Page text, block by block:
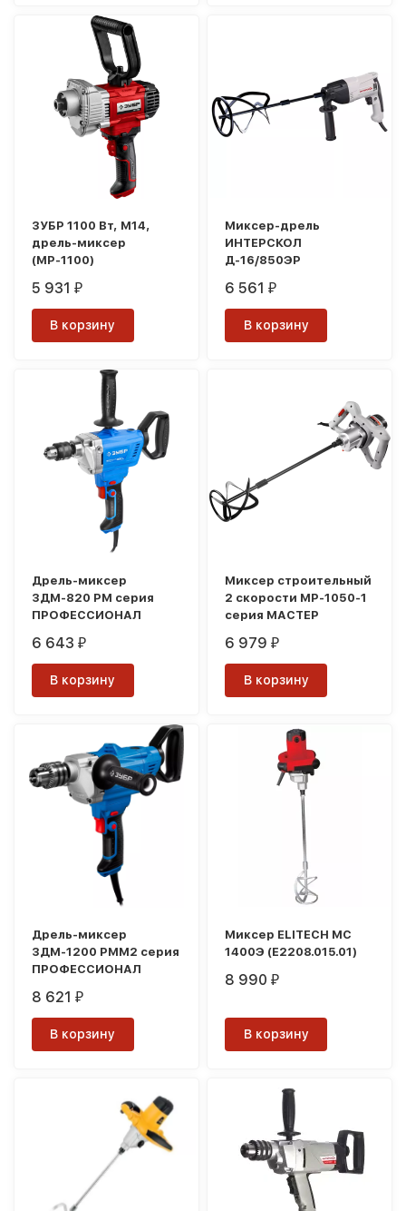
ЗУБР 1100 Вт, М14,
дрель-миксер
(МР-1100)
5 931₽
В корзину
Миксер-дрель
ИНТЕРСКОЛ
Д-16/850ЭР
6 561₽
В корзину
Дрель-миксер
ЗДМ-820 РМ серия
ПРОФЕССИОНАЛ
6 643₽
В корзину
Миксер строительный
2 скорости МР-1050-1
серия МАСТЕР
6 979₽
В корзину
Дрель-миксер
ЗДМ-1200 РММ2 серия
ПРОФЕССИОНАЛ
8 621₽
В корзину
Миксер ELITECH МС
1400Э (E2208.015.01)
8 990₽
В корзину